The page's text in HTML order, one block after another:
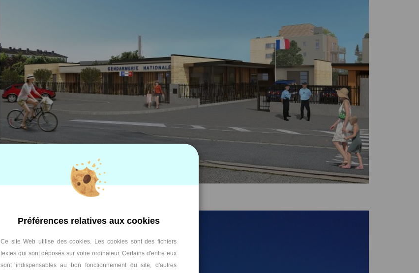
Préférences relatives aux cookies
Ce site Web utilise des cookies. Les cookies sont des fichiers
textes qui sont déposés sur votre ordinateur. Certains d'entre eux
sont indispensables au bon fonctionnement du site, d'autres